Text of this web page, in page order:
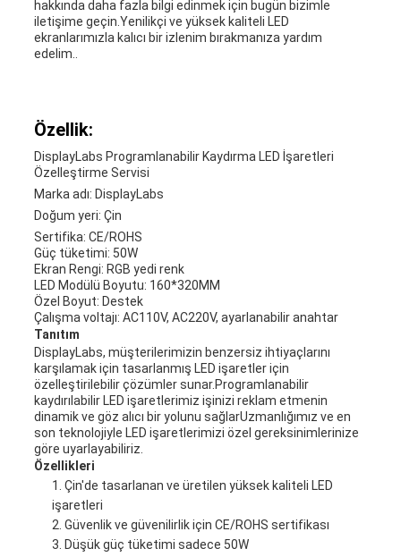
hakkında daha fazla bilgi edinmek için bugün bizimle
iletişime geçin.Yenilikçi ve yüksek kaliteli LED
ekranlarımızla kalıcı bir izlenim bırakmanıza yardım
edelim..
Özellik:
DisplayLabs Programlanabilir Kaydırma LED İşaretleri
Özelleştirme Servisi
Marka adı: DisplayLabs
Doğum yeri: Çin
Sertifika: CE/ROHS
Güç tüketimi: 50W
Ekran Rengi: RGB yedi renk
LED Modülü Boyutu: 160*320MM
Özel Boyut: Destek
Çalışma voltajı: AC110V, AC220V, ayarlanabilir anahtar
Tanıtım
DisplayLabs, müşterilerimizin benzersiz ihtiyaçlarını
karşılamak için tasarlanmış LED işaretler için
özelleştirilebilir çözümler sunar.Programlanabilir
kaydırılabilir LED işaretlerimiz işinizi reklam etmenin
dinamik ve göz alıcı bir yolunu sağlarUzmanlığımız ve en
son teknolojiyle LED işaretlerimizi özel gereksinimlerinize
göre uyarlayabiliriz.
Özellikleri
Çin'de tasarlanan ve üretilen yüksek kaliteli LED
işaretleri
Güvenlik ve güvenilirlik için CE/ROHS sertifikası
Düşük güç tüketimi sadece 50W